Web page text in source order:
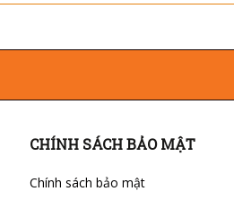
CHÍNH SÁCH BẢO MẬT
Chính sách bảo mật